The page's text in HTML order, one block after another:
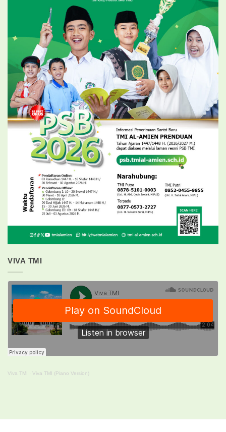
VIVA TMI
Viva TMI · Viva TMI (Piano Version)